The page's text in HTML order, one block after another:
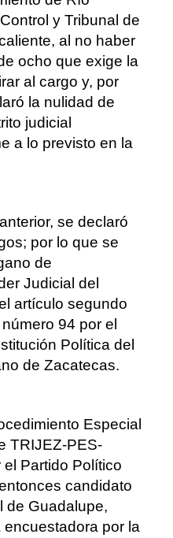
y Tribunal de
al no haber
ocho que exige la
al cargo y, por
la nulidad de
judicial
a lo previsto en la
se declaró
por lo que se
de
Judicial del
artículo segundo
94 por el
Política del
de Zacatecas.
Especial
TRIJEZ-PES-
Partido Político
candidato
de Guadalupe,
por la